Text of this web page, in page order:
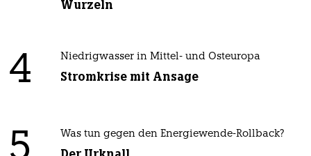
Wurzeln
4 Niedrigwasser in Mittel- und Osteuropa
Stromkrise mit Ansage
Was tun gegen den Energiewende-Rollback?